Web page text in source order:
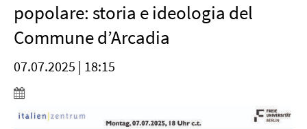
popolare: storia e ideologia del
Commune d’Arcadia
07.07.2025 | 18:15